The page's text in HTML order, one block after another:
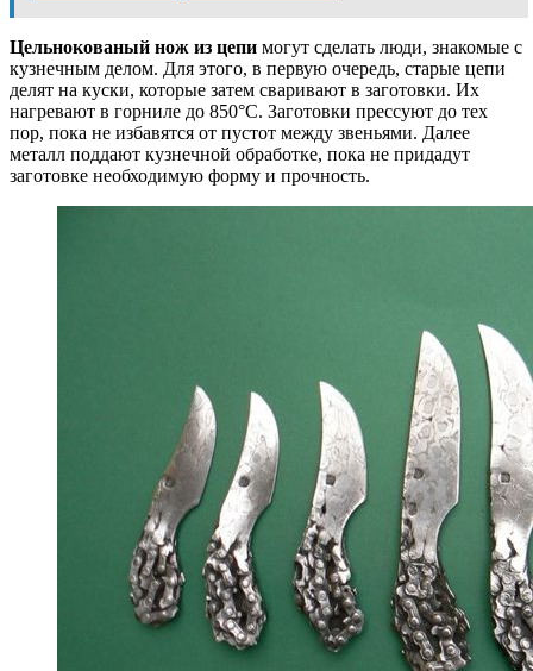
Цельнокованый нож из цепи могут сделать люди, знакомые с
кузнечным делом. Для этого, в первую очередь, старые цепи
делят на куски, которые затем сваривают в заготовки. Их
нагревают в горниле до 850°С. Заготовки прессуют до тех
пор, пока не избавятся от пустот между звеньями. Далее
металл поддают кузнечной обработке, пока не придадут
заготовке необходимую форму и прочность.